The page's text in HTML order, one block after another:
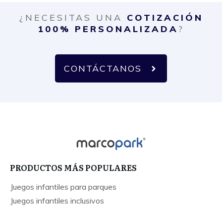
¿NECESITAS UNA COTIZACIÓN
100% PERSONALIZADA ?
CONTÁCTANOS
PRODUCTOS MÁS POPULARES
Juegos infantiles para parques
Juegos infantiles inclusivos